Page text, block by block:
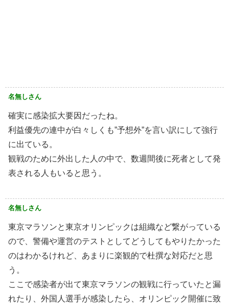
名無しさん
確実に感染拡大要因だったね。
利益優先の連中が白々しくも”予想外”を言い訳にして強行
に出ている。
観戦のために外出した人の中で、数週間後に死者として発
表される人もいると思う。
名無しさん
東京マラソンと東京オリンピックは組織など繋がっている
ので、警備や運営のテストとしてどうしてもやりたかった
のはわかるけれど、あまりに楽観的で杜撰な対応だと思
う。
ここで感染者が出て東京マラソンの観戦に行っていたと漏
れたり、外国人選手が感染したら、オリンピック開催に致